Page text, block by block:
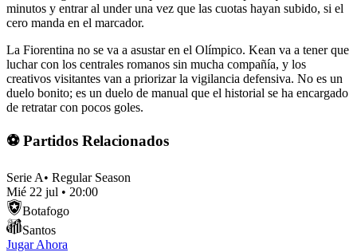
minutos y entrar al under una vez que las cuotas hayan subido, si el
cero manda en el marcador.
La Fiorentina no se va a asustar en el Olímpico. Kean va a tener que
luchar con los centrales romanos sin mucha compañía, y los
creativos visitantes van a priorizar la vigilancia defensiva. No es un
duelo bonito; es un duelo de manual que el historial se ha encargado
de retratar con pocos goles.
⚽ Partidos Relacionados
Serie A• Regular Season
Mié 22 jul • 20:00
Botafogo
Santos
Jugar Ahora